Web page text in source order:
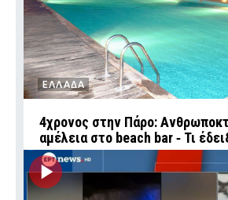
ΕΛΛΑΔΑ
4χρονος στην Πάρο:
αμέλεια στο beach bar ‑ Τι